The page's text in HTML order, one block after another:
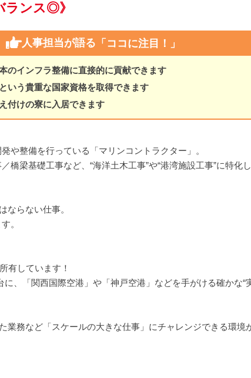
ランス◎》
人事担当が語る 「ココに注目！」
のインフラ整備に直接的に貢献できます
いう貴重な国家資格を取得できます
付けの寮に入居できます
や整備を行っている「マリンコントラクター」。
梁基礎工事など、“海洋土木工事”や“港湾施設工事”に特化
ならない仕事。
。
有しています！
、「関西国際空港」や「神戸空港」などを手がける確かな“
業務など「スケールの大きな仕事」にチャレンジできる環境